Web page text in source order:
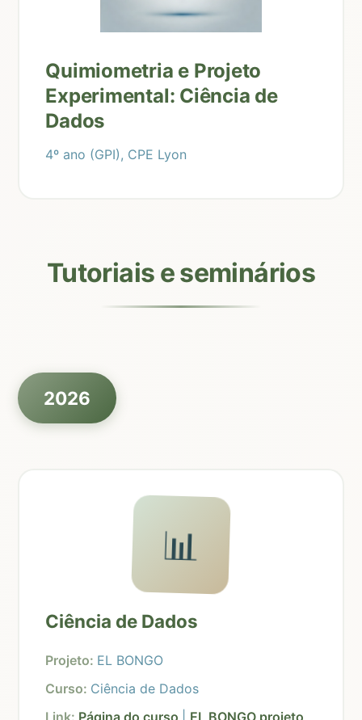
Quimiometria e Projeto
Experimental: Ciência de
Dados
4º ano (GPI), CPE Lyon
Tutoriais e seminários
2026
📊
Ciência de Dados
Projeto: EL BONGO
Curso: Ciência de Dados